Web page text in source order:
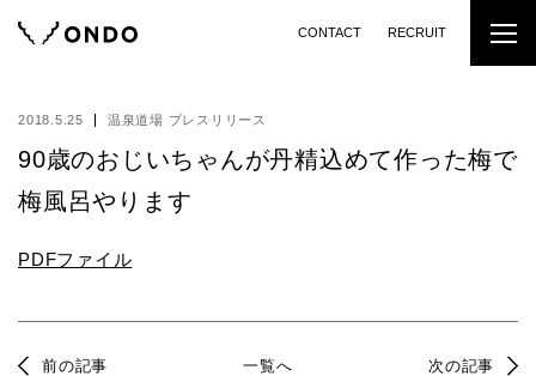
CONTACT RECRUIT
2018.5.25 温泉道場 プレスリリース
90歳のおじいちゃんが丹精込めて作った梅で
梅風呂やります
PDFファイル
前の記事 一覧へ 次の記事